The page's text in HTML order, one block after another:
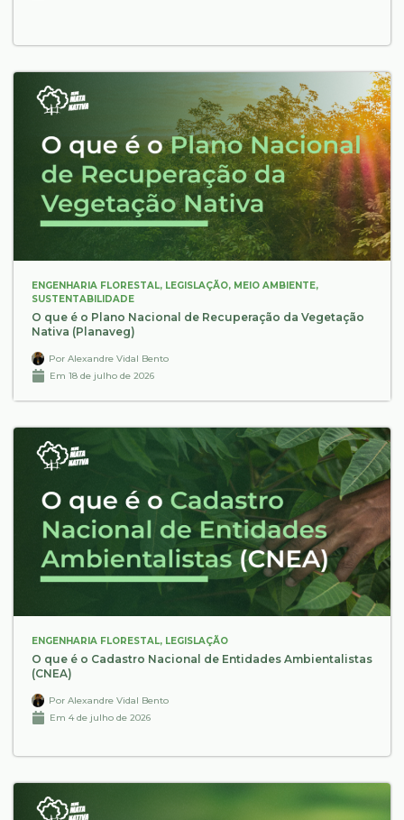
ENGENHARIA FLORESTAL, LEGISLAÇÃO, MEIO AMBIENTE,
SUSTENTABILIDADE
O que é o Plano Nacional de Recuperação da Vegetação
Nativa (Planaveg)
Por Alexandre Vidal Bento
Em 18 de julho de 2026
ENGENHARIA FLORESTAL, LEGISLAÇÃO
O que é o Cadastro Nacional de Entidades Ambientalistas
(CNEA)
Por Alexandre Vidal Bento
Em 4 de julho de 2026